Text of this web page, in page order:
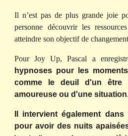
Il n’est pas de plus grande joie
personne découvrir les
atteindre son objectif de
Pour Joy Up, Pascal a
hypnoses pour les
comme le deuil d'un être
amoureuse ou d'une
Il intervient également
pour avoir des nuits